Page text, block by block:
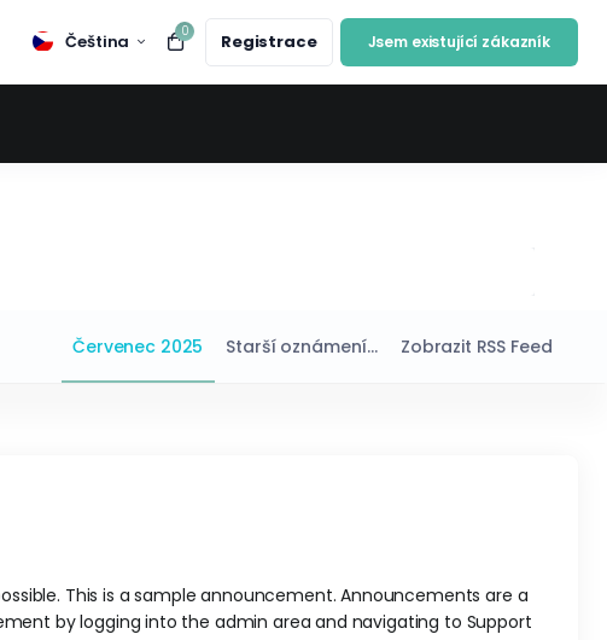
Čeština 0 Registrace Jsem existující zákazník
Červenec 2025 Starší oznámení... Zobrazit RSS Feed
This is a sample announcement. Announcements are a
by logging into the admin area and navigating to Support